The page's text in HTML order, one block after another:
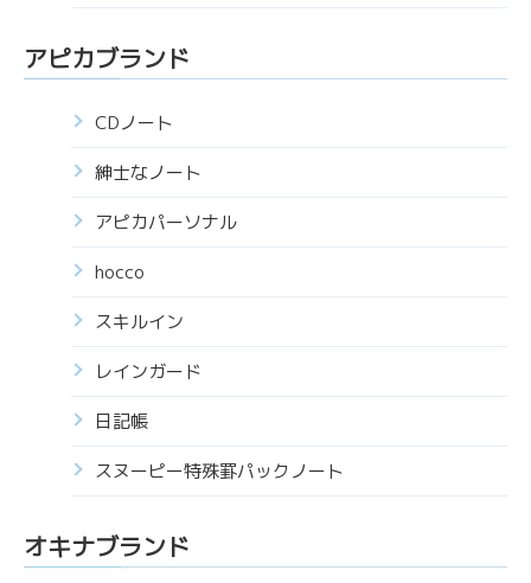
アピカブランド
CDノート
紳士なノート
アピカパーソナル
hocco
スキルイン
レインガード
日記帳
スヌーピー特殊罫パックノート
オキナブランド